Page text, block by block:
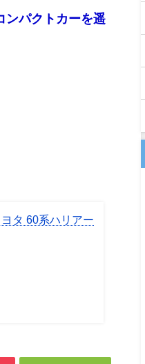
ンパクトカーを遥
タ 60系ハリアー